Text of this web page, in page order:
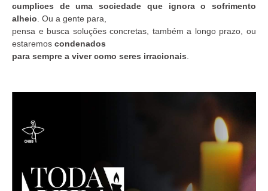
cumplices de uma sociedade que ignora o sofrimento
alheio . Ou a gente para,
pensa e busca soluções concretas, também a longo prazo, ou
estaremos condenados
para sempre a viver como seres irracionais